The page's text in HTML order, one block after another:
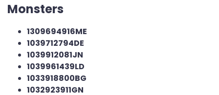
Monsters
1309694916ME
1039712794DE
1039912081JN
1039961439LD
1033918800BG
1032923911GN